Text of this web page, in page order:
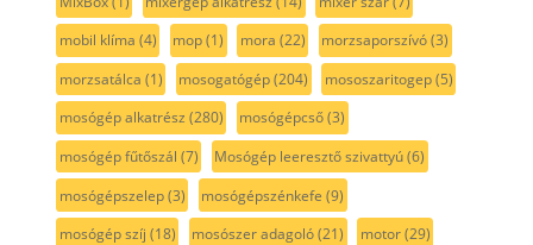
mobil klíma (4) mop(1) mora (22) morzsaporszívó(3)
morzsatálca (1) mosogatógép(204) mososzaritogep(5)
mosógép alkatrész (280) mosógépcső(3)
mosógép fűtőszál (7) Mosógép leeresztő szivattyú(6)
mosógépszelep(3) mosógépszénkefe (9)
mosógép szíj (18) mosószer adagoló(21) motor(29)